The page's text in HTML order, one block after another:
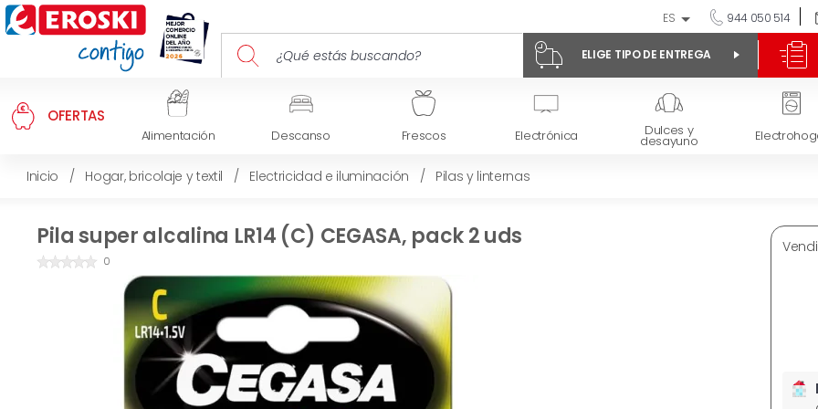
ES 944 050 514
ELIGE TIPO DE ENTREGA
OFERTAS
Alimentación Descanso Frescos Electrónica Dulces y
desayuno
Inicio / Hogar, bricolaje y textil / Electricidad e iluminación / Pilas y linternas
Pila super alcalina LR14 (C) CEGASA, pack 2 uds
0